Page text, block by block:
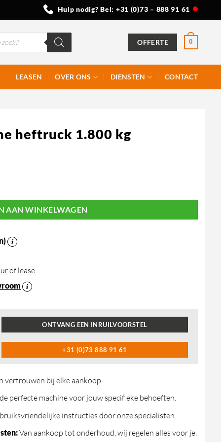
Hulp nodig? Bel: +31 (0)73 – 888 91 61
OFFERTE 0
LEASEN OVER ONS DIENSTEN CONTACT
heftruck 1.800 kg
AAN WINKELWAGEN
of lease
ONTVANG EEN INRUILVOORSTEL
+31 (0)73 888 91 61
vertrouwen bij elke aankoop.
perfecte machine voor jouw specifieke behoeften.
instructies door onze specialisten.
Van aankoop tot onderhoud, wij regelen alles voor je.